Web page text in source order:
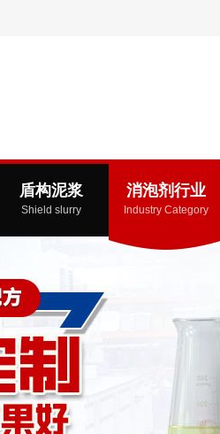
盾构泥浆
Shield slurry
消泡剂行业
Industry Category